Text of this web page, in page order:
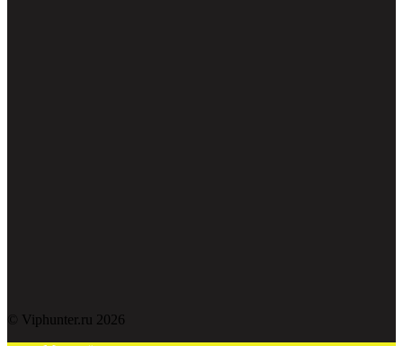
© Viphunter.ru 2026